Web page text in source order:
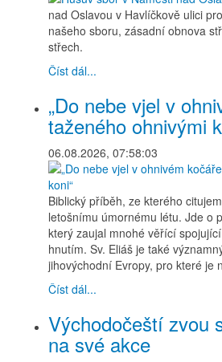
nad Oslavou v Havlíčkově ulici
našeho sboru, zásadní obnova
střech.
Číst dál...
„Do nebe vjel v
taženého ohnivými
06.08.2026, 07:58:03
Biblický příběh, ze kterého
letošnímu úmornému létu. Jde o
který zaujal mnohé věřící
hnutím. Sv. Eliáš je také
jihovýchodní Evropy, pro které je
Číst dál...
Východočeští zvou
na své akce